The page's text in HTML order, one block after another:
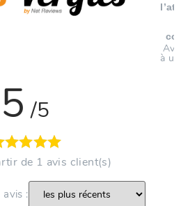
à
5 /5
de 1 avis client(s)
avis :